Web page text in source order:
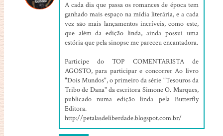
A cada dia que passa os romances de época tem
ganhado mais espaço na mídia literária, e a cada
vez são mais lançamentos incríveis, como este,
que além da edição linda, ainda possui uma
estória que pela sinopse me pareceu encantadora.
Participe do TOP COMENTARISTA de
AGOSTO, para participar e concorrer Ao livro
"Dois Mundos", o primeiro da série "Tesouros da
Tribo de Dana" da escritora Simone O. Marques,
publicado numa edição linda pela Butterfly
Editora.
http://petalasdeliberdade.blogspot.com.br/